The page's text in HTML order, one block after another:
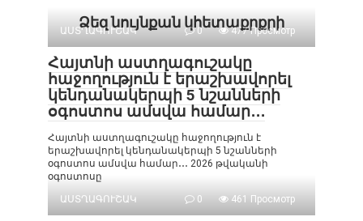
Ձեզ նույնքան կհետաքրքրի
ԱՍՏՂԱԳՈՒՇԱԿ 0 477 Просмотр
Հայտնի աստղագուշակը
հաջողություն է երաշխավորել
կենդանակերպի 5 նշանների
օգոստոս ամսվա համար․․․
Հայտնի աստղագուշակը հաջողություն է
երաշխավորել կենդանակերպի 5 նշանների
օգոստոս ամսվա համար․․․ 2026 թվականի
օգոստոսը
ԱՍՏՂԱԳՈՒՇԱԿ
0 461 Просмотр